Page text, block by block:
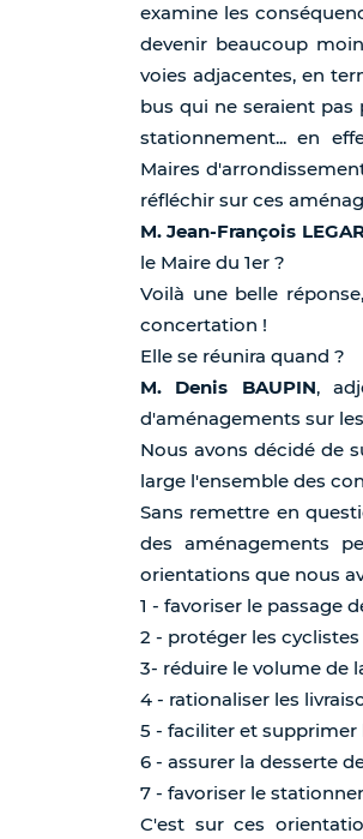
examine les
devenir beaucoup
voies adjacentes, en
bus qui ne seraient
stationnement... en
Maires
réfléchir sur ces
M. Jean-François
le Maire du 1er ?
Voilà une belle
concertation !
Elle se réunira quand ?
M. Denis BAUPIN,
d'aménagements sur
Nous avons décidé de
large l'ensemble des
Sans remettre en
des aménagements
orientations que nous
1 - favoriser le passage
2 - protéger les cyclistes
3- réduire le volume de
4 - rationaliser les
5 - faciliter et supprimer
6 - assurer la desserte
7 - favoriser le
C'est sur ces